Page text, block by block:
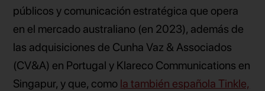
públicos y comunicación estratégica que opera
en el mercado australiano (en 2023), además de
las adquisiciones de Cunha Vaz & Associados
(CV&A) en Portugal y Klareco Communications en
Singapur, y que, como la también española Tinkle,